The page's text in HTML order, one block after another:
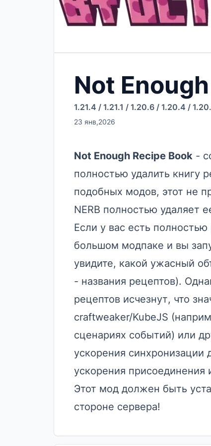
Not
1.21.4 / 1.21.1 / 1.20.6 / 1.20.4 /
23 янв,2026
Not Enough Recipe Book -
полностью удалить книгу
подобных модов, этот не
NERB полностью удаляет
Если у вас есть
большом модпаке и вы
увидите, какой ужасный
- названия рецептов).
рецептов исчезнут, что
craftweaker/KubeJS
сценариях событий) или
ускорения
ускорения присоединения
Этот мод должен быть
стороне сервера!